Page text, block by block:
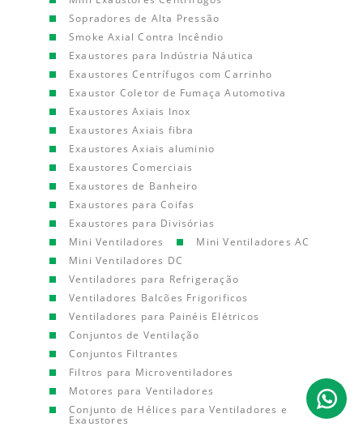
Sopradores de Alta Pressão
Smoke Axial Contra Incêndio
Exaustores para Indústria Náutica
Exaustores Centrífugos com Carrinho
Exaustor Coletor de Fumaça Automotiva
Exaustores Axiais Inox
Exaustores Axiais fibra
Exaustores Axiais aluminio
Exaustores Comerciais
Exaustores de Banheiro
Exaustores para Coifas
Exaustores para Divisórias
Mini Ventiladores
Mini Ventiladores AC
Mini Ventiladores DC
Ventiladores para Refrigeração
Ventiladores Balcões Frigorificos
Ventiladores para Painéis Elétricos
Conjuntos de Ventilação
Conjuntos Filtrantes
Filtros para Microventiladores
Motores para Ventiladores
Conjunto de Hélices para Ventiladores e
Exaustores